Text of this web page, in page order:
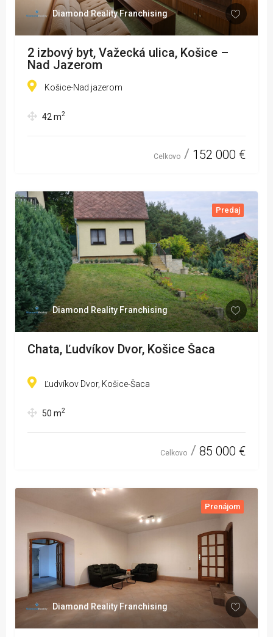
Diamond Reality Franchising
2 izbový byt, Važecká ulica, Košice –
Nad Jazerom
Košice-Nad jazerom
42 m2
Celkovo 152 000 €
Predaj
Diamond Reality Franchising
Chata, Ľudvíkov Dvor, Košice Šaca
Ľudvíkov Dvor, Košice-Šaca
50 m2
Celkovo 85 000 €
Prenájom
Diamond Reality Franchising